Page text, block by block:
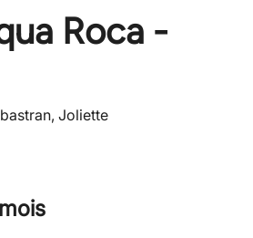
Roca -
Joliette